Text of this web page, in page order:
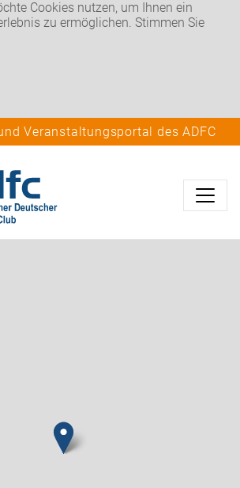
Cookies nutzen, um Ihnen ein
zu ermöglichen. Stimmen Sie
Veranstaltungsportal des ADFC